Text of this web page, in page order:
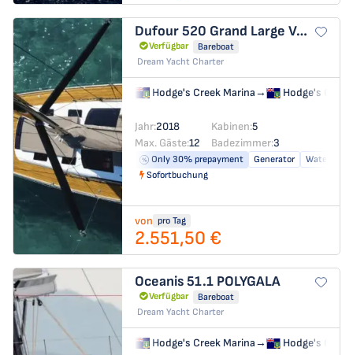
Dufour 520 Grand Large VANUATU
Verfügbar
Bareboat
Dream Yacht Charter
Hodge's Creek Marina→ Hodge's
Jahr:2018 Kabinen:5
Max. Gäste:12 Badezimmer:3
Only 30% prepayment Generator
Water
Sofortbuchung
von pro Tag
2.551,50 €
Oceanis 51.1 POLYGALA
Verfügbar
Bareboat
Dream Yacht Charter
Hodge's Creek Marina→ Hodge's